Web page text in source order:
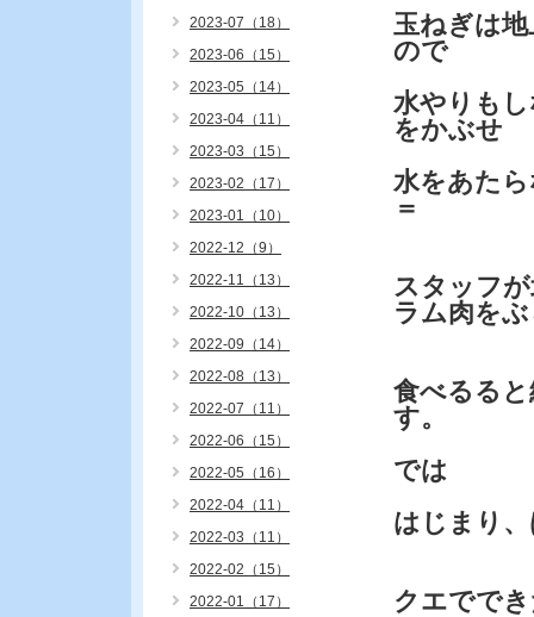
玉ねぎは
ので
水やりも
をかぶせ
水をあた
＝
スタッフ
ラム肉を
食べるる
す。
では
はじまり
クエでで
2023-07（18）
2023-06（15）
2023-05（14）
2023-04（11）
2023-03（15）
2023-02（17）
2023-01（10）
2022-12（9）
2022-11（13）
2022-10（13）
2022-09（14）
2022-08（13）
2022-07（11）
2022-06（15）
2022-05（16）
2022-04（11）
2022-03（11）
2022-02（15）
2022-01（17）